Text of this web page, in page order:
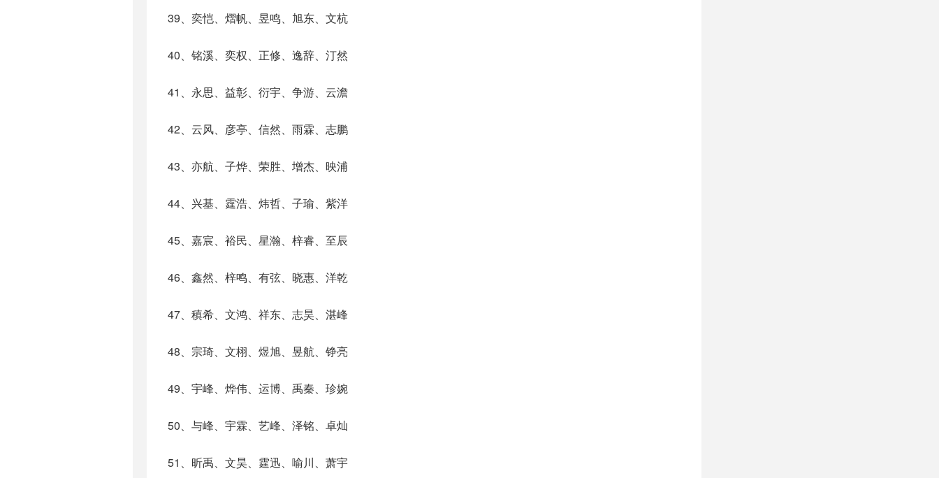
39、奕恺、熠帆、昱鸣、旭东、文杭
40、铭溪、奕权、正修、逸辞、汀然
41、永思、益彰、衍宇、争游、云澹
42、云风、彦亭、信然、雨霖、志鹏
43、亦航、子烨、荣胜、增杰、映浦
44、兴基、霆浩、炜哲、子瑜、紫洋
45、嘉宸、裕民、星瀚、梓睿、至辰
46、鑫然、梓鸣、有弦、晓惠、洋乾
47、稹希、文鸿、祥东、志昊、湛峰
48、宗琦、文栩、煜旭、昱航、铮亮
49、宇峰、烨伟、运博、禹秦、珍婉
50、与峰、宇霖、艺峰、泽铭、卓灿
51、昕禹、文昊、霆迅、喻川、萧宇